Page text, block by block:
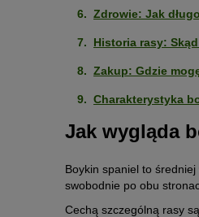
Zdrowie: Jak
Historia rasy:
Zakup: Gdzie
Charakterystyka
Jak wygląda
Boykin spaniel to średniej
swobodnie po obu
Cechą szczególną rasy